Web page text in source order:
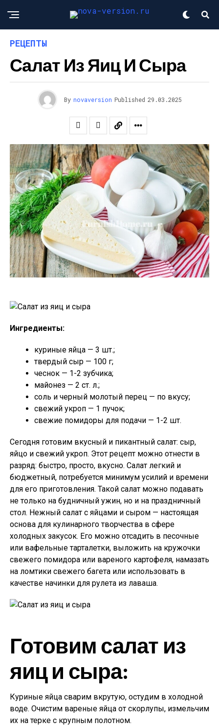
РЕЦЕПТЫ
Салат Из Яиц И Сыра
By novaversion Published 29.03.2025
Ингредиенты:
куриные яйца — 3 шт.;
твердый сыр — 100 г;
чеснок — 1-2 зубчика;
майонез — 2 ст. л.;
соль и черный молотый перец — по вкусу;
свежий укроп — 1 пучок;
свежие помидоры для подачи — 1-2 шт.
Сегодня готовим вкусный и пикантный салат: сыр,
яйцо и свежий укроп. Этот рецепт можно отнести в
разряд: быстро, просто, вкусно. Салат легкий и
бюджетный, потребуется минимум усилий и времени
для его приготовления. Такой салат можно подавать
не только на будничный ужин, но и на праздничный
стол. Нежный салат с яйцами и сыром — настоящая
основа для кулинарного творчества в сфере
холодных закусок. Его можно отсадить в песочные
или вафельные тарталетки, выложить на кружочки
свежего помидора или вареного картофеля, намазать
на ломтики свежего багета или использовать в
качестве начинки для рулета из лаваша.
Готовим салат из
яиц и сыра:
Куриные яйца сварим вкрутую, остудим в холодной
воде. Очистим вареные яйца от скорлупы, измельчим
их на терке с крупным полотном.